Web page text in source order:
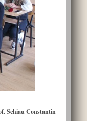
Schiau Constantin